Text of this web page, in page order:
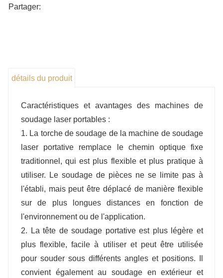
Partager:
détails du produit
Caractéristiques et avantages des machines de
soudage laser portables :
1. La torche de soudage de la machine de soudage
laser portative remplace le chemin optique fixe
traditionnel, qui est plus flexible et plus pratique à
utiliser. Le soudage de pièces ne se limite pas à
l'établi, mais peut être déplacé de manière flexible
sur de plus longues distances en fonction de
l'environnement ou de l'application.
2. La tête de soudage portative est plus légère et
plus flexible, facile à utiliser et peut être utilisée
pour souder sous différents angles et positions. Il
convient également au soudage en extérieur et